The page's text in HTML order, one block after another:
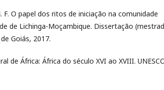
F. O papel dos ritos de iniciação na comunidade
de Lichinga-Moçambique. Dissertação
Goiás, 2017.
de África: África do século XVI ao XVIII.